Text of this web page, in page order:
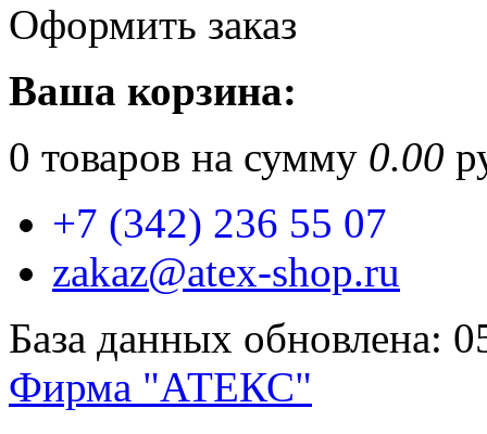
Оформить заказ
Ваша корзина:
0 товаров на сумму 0.00
+7 (342) 236 55 07
zakaz@atex-shop.ru
База данных обновлена:
Фирма "АТЕКС"